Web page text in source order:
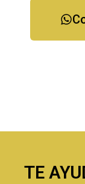
TE